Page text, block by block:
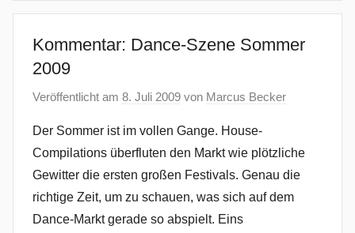
Kommentar: Dance-Szene Sommer
2009
Veröffentlicht am 8. Juli 2009 von Marcus Becker
Der Sommer ist im vollen Gange. House-
Compilations überfluten den Markt wie plötzliche
Gewitter die ersten großen Festivals. Genau die
richtige Zeit, um zu schauen, was sich auf dem
Dance-Markt gerade so abspielt. Eins